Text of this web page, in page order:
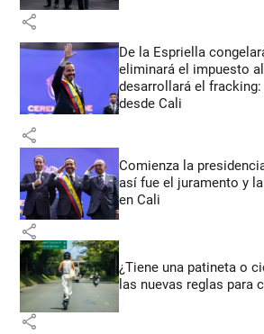
share
De la Espriella
eliminará el impuesto
desarrollará el
desde Cali
share
Comienza la
así fue el juramento y
en Cali
share
¿Tiene una patineta o
las nuevas reglas para
share